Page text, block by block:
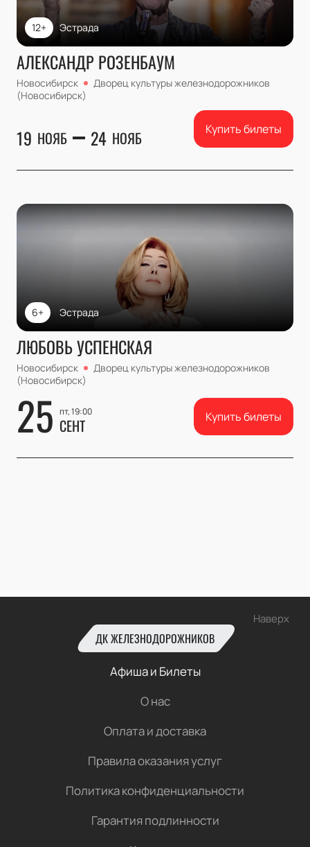
Эстрада
12+
АЛЕКСАНДР РОЗЕНБАУМ
Новосибирск
Дворец культуры железнодорожников
(Новосибирск)
19 НОЯБ 24 НОЯБ Купить билеты
Эстрада
6+
ЛЮБОВЬ УСПЕНСКАЯ
Новосибирск
Дворец культуры железнодорожников
(Новосибирск)
25 пт, 19:00
СЕНТ Купить билеты
Наверх
ДК ЖЕЛЕЗНОДОРОЖНИКОВ
Афиша и Билеты
О нас
Оплата и доставка
Правила оказания услуг
Политика конфиденциальности
Гарантия подлинности